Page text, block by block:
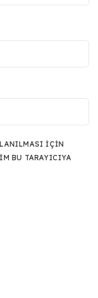
IÇIN
BU TARAYICIYA